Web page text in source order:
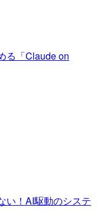
る「Claude on
い！AI駆動のシステ